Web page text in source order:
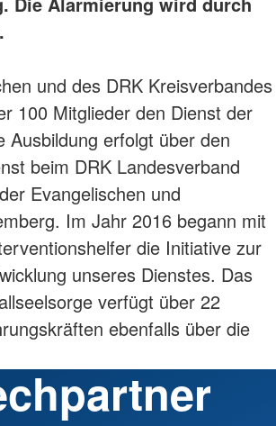
und des DRK Kreisverbandes
100 Mitglieder den Dienst der
Ausbildung erfolgt über den
beim DRK Landesverband
Evangelischen und
Im Jahr 2016 begann mit
die Initiative zur
unseres Dienstes. Das
verfügt über 22
ebenfalls über die